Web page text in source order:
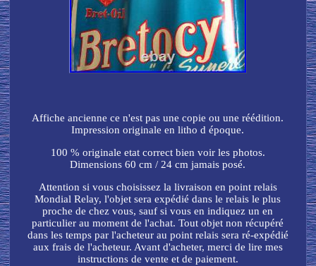
Affiche ancienne ce n'est pas une copie ou une réédition.
Impression originale en litho d époque.
100 % originale etat correct bien voir les photos.
Dimensions 60 cm / 24 cm jamais posé.
Attention si vous choisissez la livraison en point relais
Mondial Relay, l'objet sera expédié dans le relais le plus
proche de chez vous, sauf si vous en indiquez un en
particulier au moment de l'achat. Tout objet non récupéré
dans les temps par l'acheteur au point relais sera ré-expédié
aux frais de l'acheteur. Avant d'acheter, merci de lire mes
instructions de vente et de paiement.